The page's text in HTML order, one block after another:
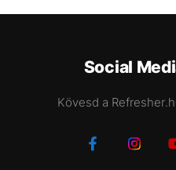
Social
Kövesd a